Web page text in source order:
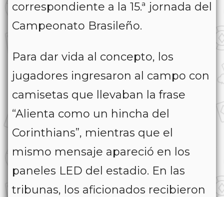
correspondiente a la 15.ª jornada del
Campeonato Brasileño.
Para dar vida al concepto, los
jugadores ingresaron al campo con
camisetas que llevaban la frase
“Alienta como un hincha del
Corinthians”, mientras que el
mismo mensaje apareció en los
paneles LED del estadio. En las
tribunas, los aficionados recibieron